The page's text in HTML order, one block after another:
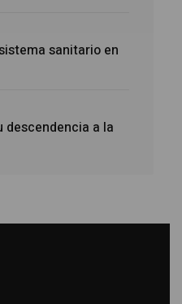
sanitario en
descendencia a la